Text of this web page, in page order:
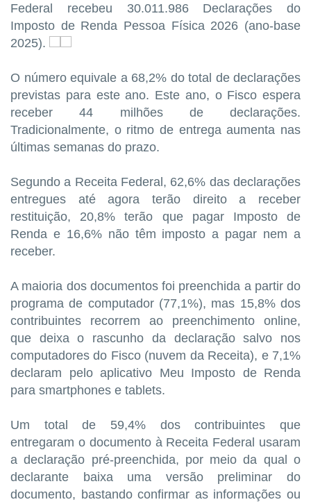
Federal recebeu 30.011.986 Declarações do
Imposto de Renda Pessoa Física 2026 (ano-base
2025).
O número equivale a 68,2% do total de declarações
previstas para este ano. Este ano, o Fisco espera
receber 44 milhões de declarações.
Tradicionalmente, o ritmo de entrega aumenta nas
últimas semanas do prazo.
Segundo a Receita Federal, 62,6% das declarações
entregues até agora terão direito a receber
restituição, 20,8% terão que pagar Imposto de
Renda e 16,6% não têm imposto a pagar nem a
receber.
A maioria dos documentos foi preenchida a partir do
programa de computador (77,1%), mas 15,8% dos
contribuintes recorrem ao preenchimento online,
que deixa o rascunho da declaração salvo nos
computadores do Fisco (nuvem da Receita), e 7,1%
declaram pelo aplicativo Meu Imposto de Renda
para smartphones e tablets.
Um total de 59,4% dos contribuintes que
entregaram o documento à Receita Federal usaram
a declaração pré-preenchida, por meio da qual o
declarante baixa uma versão preliminar do
documento, bastando confirmar as informações ou